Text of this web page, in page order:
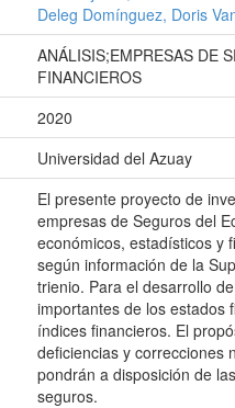
Deleg Domínguez, Doris
ANÁLISIS;EMPRESAS DE
FINANCIEROS
2020
Universidad del Azuay
El presente proyecto de
empresas de Seguros del
económicos, estadísticos y
según información de la
trienio. Para el desarrollo
importantes de los estados
índices financieros. El
deficiencias y correcciones
pondrán a disposición de
seguros.